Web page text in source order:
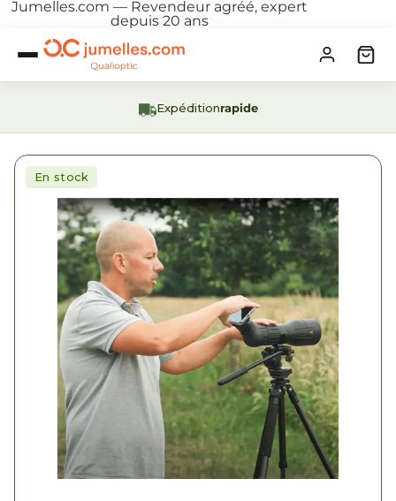
Jumelles.com — Revendeur agréé, expert
depuis 20 ans
Expéditionrapide
En stock